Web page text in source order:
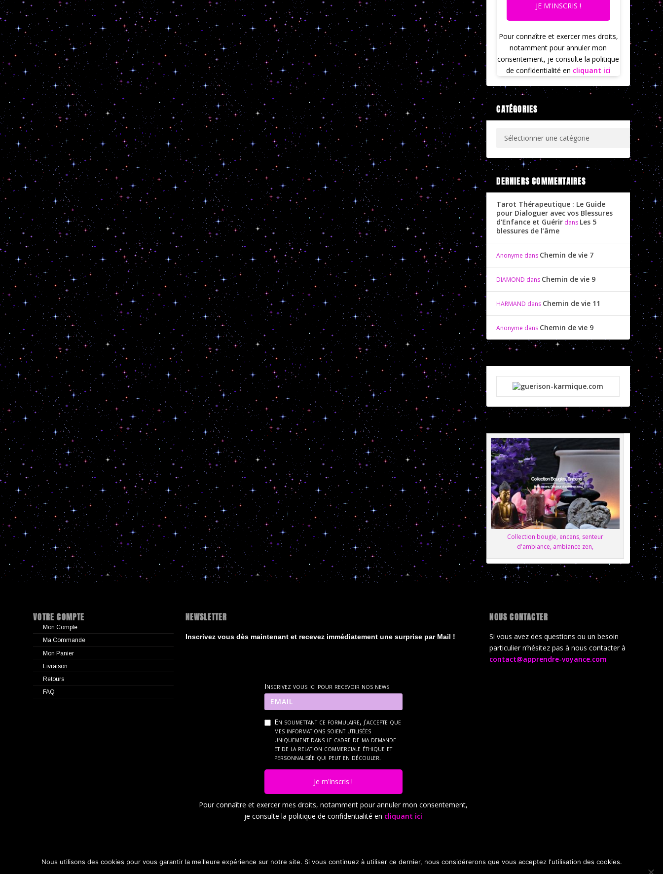
JE M'INSCRIS !
Pour connaître et exercer mes droits,
notamment pour annuler mon
consentement, je consulte la politique
de confidentialité en cliquant ici
CATÉGORIES
DERNIERS COMMENTAIRES
Tarot Thérapeutique : Le Guide
pour Dialoguer avec vos Blessures
d'Enfance et Guérir dans Les 5
blessures de l’âme
Anonyme dans Chemin de vie 7
DIAMOND dans Chemin de vie 9
HARMAND dans Chemin de vie 11
Anonyme dans Chemin de vie 9
Collection bougie, encens, senteur
d'ambiance, ambiance zen,
VOTRE COMPTE
Mon Compte
Ma Commande
Mon Panier
Livraison
Retours
FAQ
NEWSLETTER
Inscrivez vous dès maintenant et recevez immédiatement une surprise par Mail !
Inscrivez vous ici pour recevoir nos news
En soumettant ce formulaire, j'accepte que
mes informations soient utilisées
uniquement dans le cadre de ma demande
et de la relation commerciale éthique et
personnalisée qui peut en découler.
Je m'inscris !
Pour connaître et exercer mes droits, notamment pour annuler mon consentement,
je consulte la politique de confidentialité en cliquant ici
NOUS CONTACTER
Si vous avez des questions ou un besoin
particulier n’hésitez pas à nous contacter à
contact@apprendre-voyance.com
Nous utilisons des cookies pour vous garantir la meilleure expérience sur notre site. Si vous continuez à utiliser ce dernier, nous considérerons que vous acceptez l'utilisation des cookies.